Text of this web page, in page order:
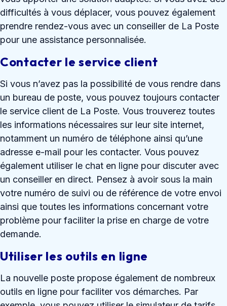
difficultés à vous déplacer, vous pouvez également
prendre rendez-vous avec un conseiller de La Poste
pour une assistance personnalisée.
Contacter le service client
Si vous n’avez pas la possibilité de vous rendre dans
un bureau de poste, vous pouvez toujours contacter
le service client de La Poste. Vous trouverez toutes
les informations nécessaires sur leur site internet,
notamment un numéro de téléphone ainsi qu’une
adresse e-mail pour les contacter. Vous pouvez
également utiliser le chat en ligne pour discuter avec
un conseiller en direct. Pensez à avoir sous la main
votre numéro de suivi ou de référence de votre envoi
ainsi que toutes les informations concernant votre
problème pour faciliter la prise en charge de votre
demande.
Utiliser les outils en ligne
La nouvelle poste propose également de nombreux
outils en ligne pour faciliter vos démarches. Par